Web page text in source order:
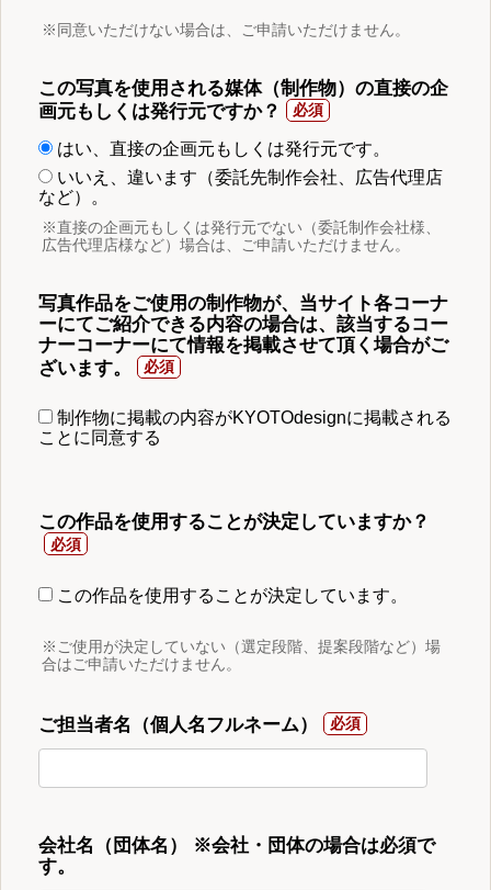
※同意いただけない場合は、ご申請いただけません。
この写真を使用される媒体（制作物）の直接の企
画元もしくは発行元ですか？
はい、直接の企画元もしくは発行元です。
いいえ、違います（委託先制作会社、広告代理店
など）。
※直接の企画元もしくは発行元でない（委託制作会社様、
広告代理店様など）場合は、ご申請いただけません。
写真作品をご使用の制作物が、当サイト各コーナ
ーにてご紹介できる内容の場合は、該当するコー
ナーコーナーにて情報を掲載させて頂く場合がご
ざいます。
制作物に掲載の内容がKYOTOdesignに掲載される
ことに同意する
この作品を使用することが決定していますか？
この作品を使用することが決定しています。
※ご使用が決定していない（選定段階、提案段階など）場
合はご申請いただけません。
ご担当者名（個人名フルネーム）
会社名（団体名） ※会社・団体の場合は必須で
す。